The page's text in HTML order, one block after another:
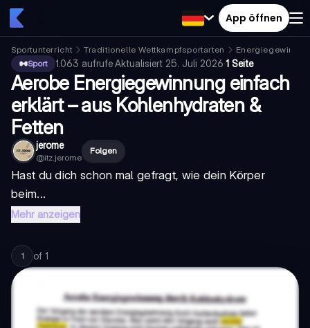
App öffnen
Sportunterricht Traditionelle Wettkampfsportarten
Sport
1.063 aufrufe·Aktualisiert 25. Juli 2026·1 Seite
Aerobe Energiegewinnung einfach
erklärt – aus Kohlenhydraten &
Fetten
jerome
@itz.jerome
Folgen
Hast du dich schon mal gefragt, wie dein Körper
beim...
Mehr anzeigen
1 of 1